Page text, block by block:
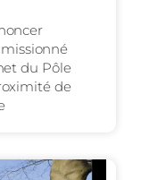
du Pôle
de